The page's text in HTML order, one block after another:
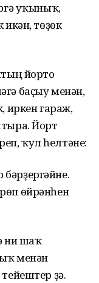
уҡыныҡ,
төҙөк
йорто
баҫыу менән,
иркен гараж,
Йорт
ҡул һелтәне:
өйрәнһен
ни шаҡ
менән
ҙә.